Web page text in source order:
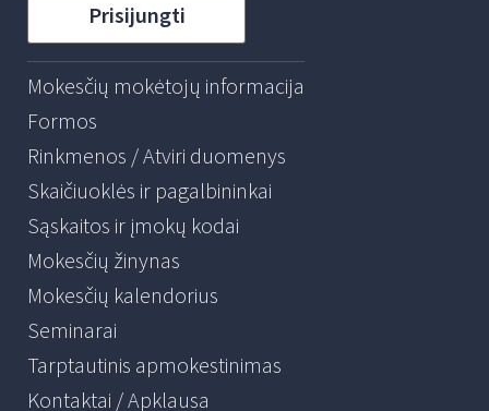
Prisijungti
Mokesčių mokėtojų informacija
Formos
Rinkmenos / Atviri duomenys
Skaičiuoklės ir pagalbininkai
Sąskaitos ir įmokų kodai
Mokesčių žinynas
Mokesčių kalendorius
Seminarai
Tarptautinis apmokestinimas
Kontaktai / Apklausa